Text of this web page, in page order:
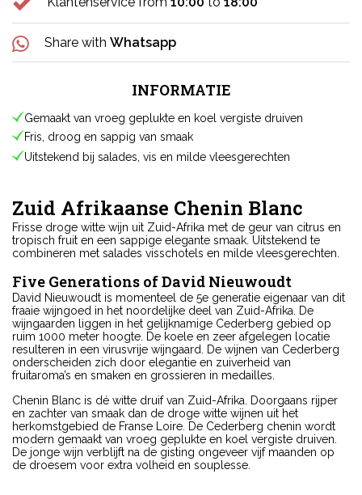
Share with Whatsapp
INFORMATIE
Gemaakt van vroeg geplukte en koel vergiste druiven
Fris, droog en sappig van smaak
Uitstekend bij salades, vis en milde vleesgerechten
Zuid Afrikaanse Chenin Blanc
Frisse droge witte wijn uit Zuid-Afrika met de geur van citrus en
tropisch fruit en een sappige elegante smaak. Uitstekend te
combineren met salades visschotels en milde vleesgerechten.
Five Generations of David Nieuwoudt
David Nieuwoudt is momenteel de 5e generatie eigenaar van dit
fraaie wijngoed in het noordelijke deel van Zuid-Afrika. De
wijngaarden liggen in het gelijknamige Cederberg gebied op
ruim 1000 meter hoogte. De koele en zeer afgelegen locatie
resulteren in een virusvrije wijngaard. De wijnen van Cederberg
onderscheiden zich door elegantie en zuiverheid van
fruitaroma’s en smaken en grossieren in medailles.
Chenin Blanc is dé witte druif van Zuid-Afrika. Doorgaans rijper
en zachter van smaak dan de droge witte wijnen uit het
herkomstgebied de Franse Loire. De Cederberg chenin wordt
modern gemaakt van vroeg geplukte en koel vergiste druiven.
De jonge wijn verblijft na de gisting ongeveer vijf maanden op
de droesem voor extra volheid en souplesse.